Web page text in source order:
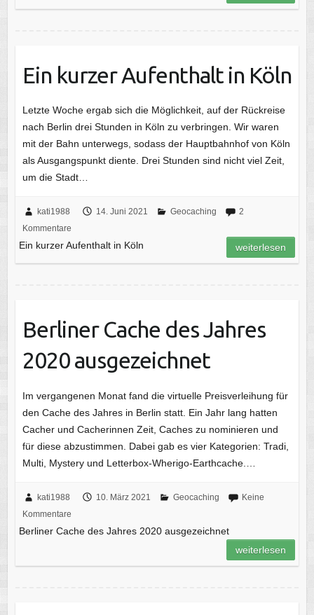
Ein kurzer Aufenthalt in Köln
Letzte Woche ergab sich die Möglichkeit, auf der Rückreise
nach Berlin drei Stunden in Köln zu verbringen. Wir waren
mit der Bahn unterwegs, sodass der Hauptbahnhof von Köln
als Ausgangspunkt diente. Drei Stunden sind nicht viel Zeit,
um die Stadt…
kati1988 14. Juni 2021 Geocaching
2
Kommentare
Ein kurzer Aufenthalt in Köln weiterlesen
Berliner Cache des Jahres
2020 ausgezeichnet
Im vergangenen Monat fand die virtuelle Preisverleihung für
den Cache des Jahres in Berlin statt. Ein Jahr lang hatten
Cacher und Cacherinnen Zeit, Caches zu nominieren und
für diese abzustimmen. Dabei gab es vier Kategorien: Tradi,
Multi, Mystery und Letterbox-Wherigo-Earthcache.…
kati1988 10. März 2021 Geocaching
Keine
Kommentare
Berliner Cache des Jahres 2020 ausgezeichnet
weiterlesen